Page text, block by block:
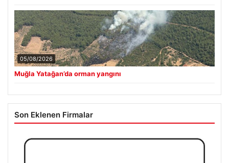
05/08/2026
Muğla Yatağan’da orman yangını
Son Eklenen Firmalar